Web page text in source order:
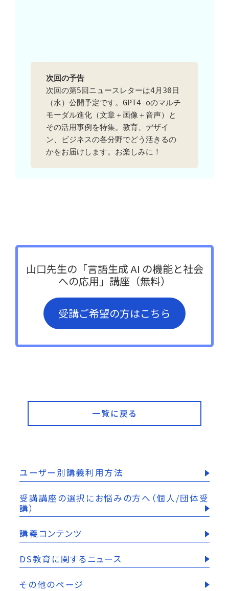
次回の予告
次回の第5回ニュースレターは4月30日
（水）公開予定です。GPT4-oのマルチ
モーダル進化（文章＋画像＋音声）と
その活用事例を特集。教育、デザイ
ン、ビジネスの各分野でどう活きるの
かをお届けします。お楽しみに！
山口先生の「言語生成 AI の機能と社会
への応用」講座（無料）
受講ご希望の方はこちら
一覧に戻る
ユーザー別講義利用方法
受講講座の選択にお悩みの方へ（個人/団体受
講）
講義コンテンツ
DS教育に関するニュース
その他のページ